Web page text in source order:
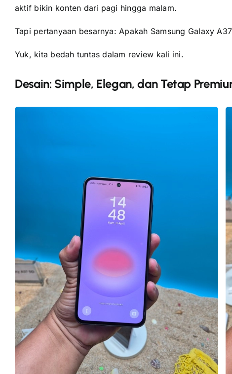
aktif bikin konten dari pagi hingga malam.
Tapi pertanyaan besarnya: Apakah Samsung Galaxy
Yuk, kita bedah tuntas dalam review kali ini.
Desain: Simple, Elegan, dan Tetap